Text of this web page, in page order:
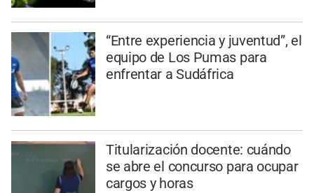
“Entre experiencia y juventud”, el
equipo de Los Pumas para
enfrentar a Sudáfrica
Titularización docente: cuándo
se abre el concurso para ocupar
cargos y horas